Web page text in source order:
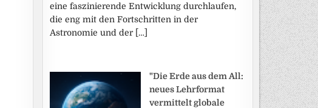
eine faszinierende Entwicklung durchlaufen,
die eng mit den Fortschritten in der
Astronomie und der […]
"Die Erde aus dem All:
neues Lehrformat
vermittelt globale